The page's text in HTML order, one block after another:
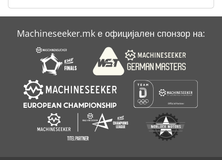
Machineseeker.mk е официјален спонзор на: